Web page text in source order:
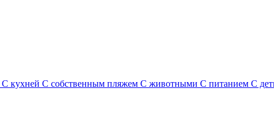
С кухней С собственным пляжем С животными С питанием С